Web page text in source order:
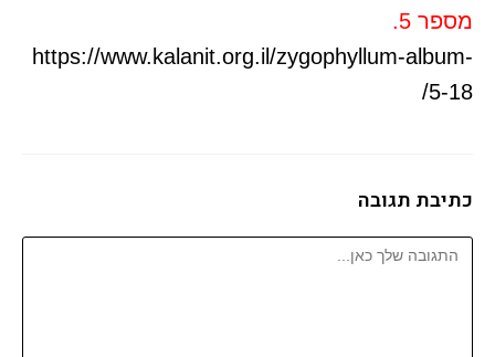
מספר 5.
https://www.kalanit.org.il/zygophyllum-album-
5-18/
כתיבת תגובה